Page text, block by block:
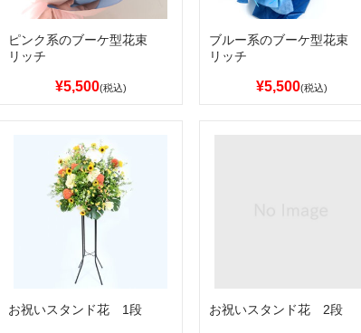
ピンク系のブーケ型花束
リッチ
¥5,500(税込)
ブルー系のブーケ型花束
リッチ
¥5,500(税込)
お祝いスタンド花 1段 お祝いスタンド花 2段